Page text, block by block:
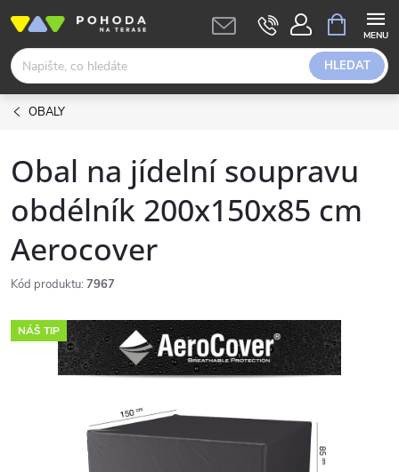
obsah
HLEDAT
NÁKUPNÍ
KOŠÍK
OBALY
Obal na jídelní soupravu
obdélník 200x150x85 cm
Aerocover
Kód produktu: 7967
NÁŠ TIP